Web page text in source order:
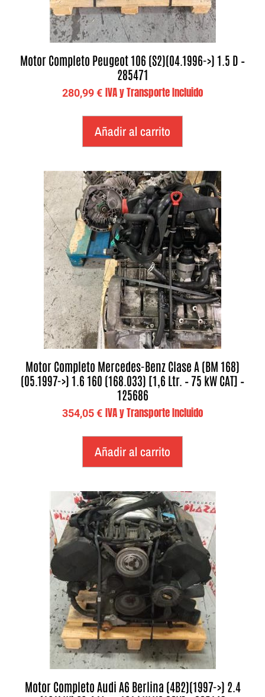
Motor Completo Peugeot 106 (S2)(04.1996->) 1.5 D –
285471
280,99€ IVA y Transporte Incluido
Añadir al carrito
Motor Completo Mercedes-Benz Clase A (BM 168)
(05.1997->) 1.6 160 (168.033) [1,6 Ltr. – 75 kW CAT] –
125686
354,05€ IVA y Transporte Incluido
Añadir al carrito
Motor Completo Audi A6 Berlina (4B2)(1997->) 2.4